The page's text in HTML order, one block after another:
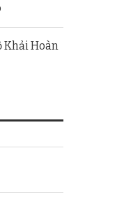
Khải Hoàn